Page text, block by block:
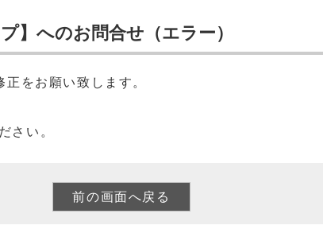
】へのお問合せ（エラー）
をお願い致します。
さい。